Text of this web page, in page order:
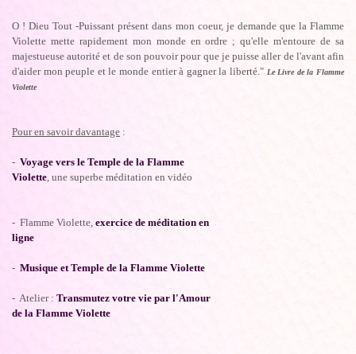
O ! Dieu Tout -Puissant présent dans mon coeur, je demande que la Flamme
Violette mette rapidement mon monde en ordre ; qu'elle m'entoure de sa
majestueuse autorité et de son pouvoir pour que je puisse aller de l'avant afin
d'aider mon peuple et le monde entier à gagner la liberté." Le Livre de la Flamme
Violette
Pour en savoir davantage :
- Voyage vers le Temple de la Flamme
Violette, une superbe méditation en vidéo
- Flamme Violette, exercice de méditation en
ligne
- Musique et Temple de la Flamme Violette
- Atelier : Transmutez votre vie par l'Amour
de la Flamme Violette